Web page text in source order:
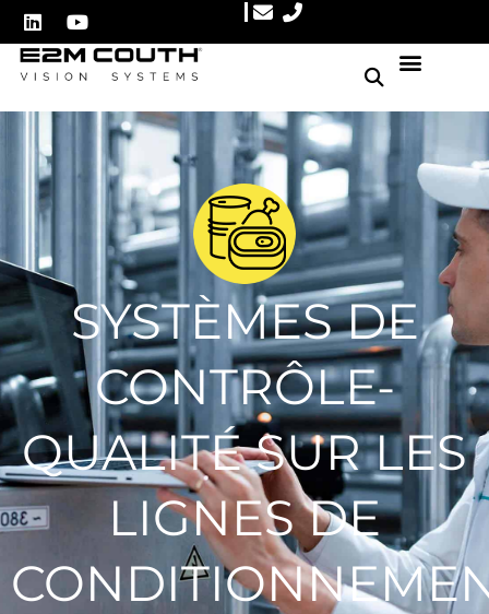
SYSTÈMES DE
CONTRÔLE-
QUALITÉ SUR LES
LIGNES DE